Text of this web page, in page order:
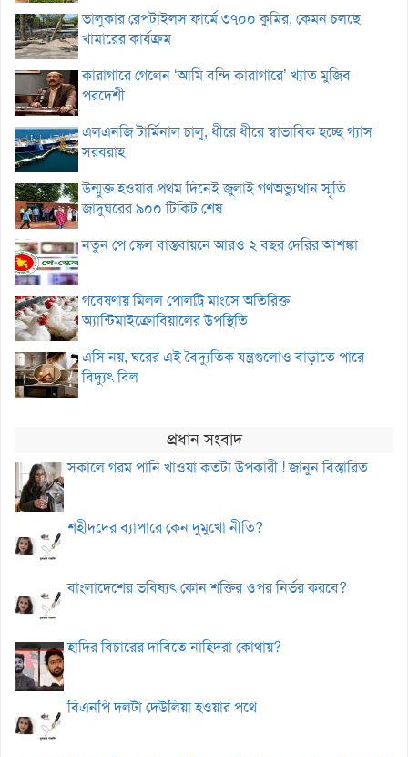
ভালুকার রেপটাইলস ফার্মে ৩৭০০ কুমির, কেমন চলছে
খামারের কার্যক্রম
কারাগারে গেলেন ‘আমি বন্দি কারাগারে’ খ্যাত মুজিব
পরদেশী
এলএনজি টার্মিনাল চালু, ধীরে ধীরে স্বাভাবিক হচ্ছে গ্যাস
সরবরাহ
উন্মুক্ত হওয়ার প্রথম দিনেই জুলাই গণঅভ্যুত্থান স্মৃতি
জাদুঘরের ৯০০ টিকিট শেষ
নতুন পে স্কেল বাস্তবায়নে আরও ২ বছর দেরির আশঙ্কা
গবেষণায় মিলল পোলট্রি মাংসে অতিরিক্ত
অ্যান্টিমাইক্রোবিয়ালের উপস্থিতি
এসি নয়, ঘরের এই বৈদ্যুতিক যন্ত্রগুলোও বাড়াতে পারে
বিদ্যুৎ বিল
প্রধান সংবাদ
সকালে গরম পানি খাওয়া কতটা উপকারী ! জানুন বিস্তারিত
শহীদদের ব্যাপারে কেন দুমুখো নীতি?
বাংলাদেশের ভবিষ্যৎ কোন শক্তির ওপর নির্ভর করবে?
হাদির বিচারের দাবিতে নাহিদরা কোথায়?
বিএনপি দলটা দেউলিয়া হওয়ার পথে